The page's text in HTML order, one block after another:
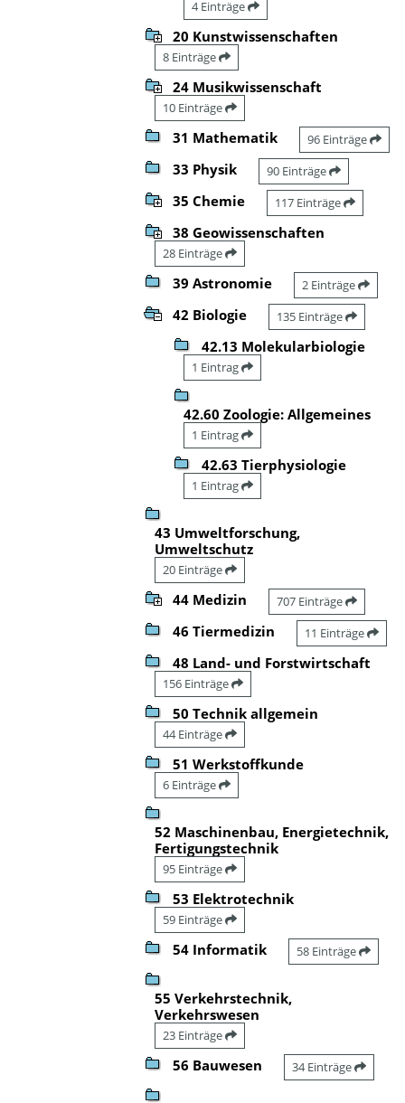
4 Einträge
20 Kunstwissenschaften
8 Einträge
24 Musikwissenschaft
10 Einträge
31 Mathematik 96 Einträge
33 Physik 90 Einträge
35 Chemie 117 Einträge
38 Geowissenschaften
28 Einträge
39 Astronomie 2 Einträge
42 Biologie 135 Einträge
42.13 Molekularbiologie
1 Eintrag
42.60 Zoologie: Allgemeines
1 Eintrag
42.63 Tierphysiologie
1 Eintrag
43 Umweltforschung,
Umweltschutz
20 Einträge
44 Medizin 707 Einträge
46 Tiermedizin 11 Einträge
48 Land- und Forstwirtschaft
156 Einträge
50 Technik allgemein
44 Einträge
51 Werkstoffkunde
6 Einträge
52 Maschinenbau, Energietechnik,
Fertigungstechnik
95 Einträge
53 Elektrotechnik
59 Einträge
54 Informatik 58 Einträge
55 Verkehrstechnik,
Verkehrswesen
23 Einträge
56 Bauwesen 34 Einträge